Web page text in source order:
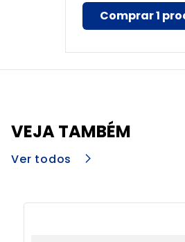
Comprar 1
VEJA TAMBÉM
Ver todos